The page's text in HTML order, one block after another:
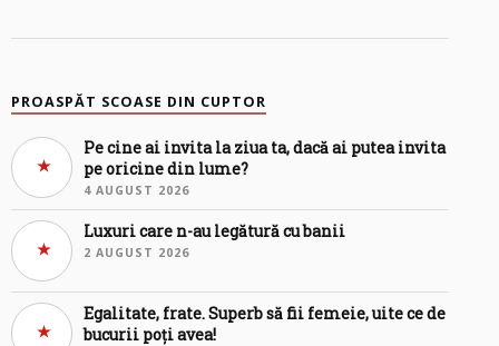
PROASPĂT SCOASE DIN CUPTOR
Pe cine ai invita la ziua ta, dacă ai putea invita
pe oricine din lume?
4 AUGUST 2026
Luxuri care n-au legătură cu banii
2 AUGUST 2026
Egalitate, frate. Superb să fii femeie, uite ce de
bucurii poți avea!